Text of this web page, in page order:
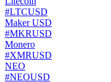
#LTCUSD
Maker USD
#MKRUSD
Monero
#XMRUSD
NEO
#NEOUSD